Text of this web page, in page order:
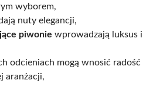
wyborem,
nuty elegancji,
piwonie wprowadzają luksus i
odcieniach mogą wnosić radość
aranżacji,